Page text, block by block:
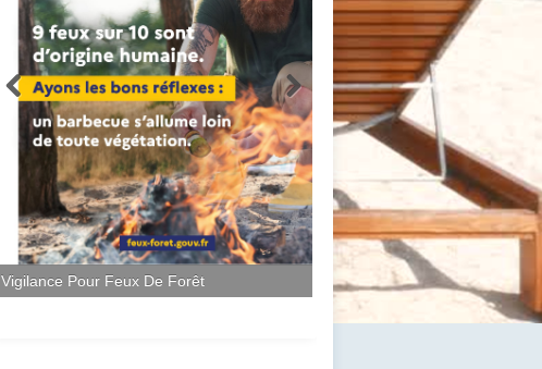
Vigilance Pour Feux De Forêt